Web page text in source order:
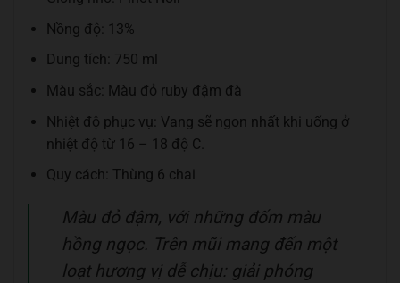
Nồng độ: 13%
Dung tích: 750 ml
Màu sắc: Màu đỏ ruby đậm đà
Nhiệt độ phục vụ: Vang sẽ ngon nhất khi uống ở
nhiệt độ từ 16 – 18 độ C.
Quy cách: Thùng 6 chai
Màu đỏ đậm, với những đốm màu
hồng ngọc. Trên mũi mang đến một
loạt hương vị dễ chịu: giải phóng